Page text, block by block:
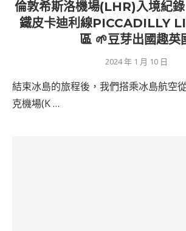
倫敦希斯洛機場(LHR)入境紀
鐵皮卡迪利線PICCADILLY
區 🌱豆芽出國趣英
2024 年 1 月 10 日
結束冰島的旅程後，我們搭乘冰島航空
克機場(K …